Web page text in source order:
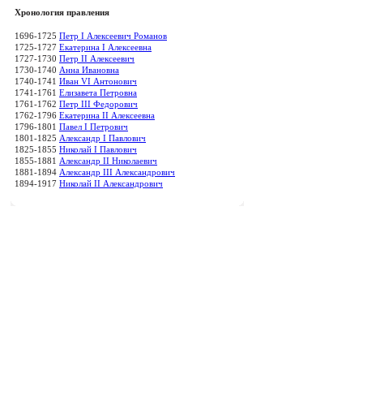
Хронология правления
1696-1725 Петр I Алексеевич Романов
1725-1727 Екатерина I Алексеевна
1727-1730 Петр II Алексеевич
1730-1740 Анна Ивановна
1740-1741 Иван VI Антонович
1741-1761 Елизавета Петровна
1761-1762 Петр III Федорович
1762-1796 Екатерина II Алексеевна
1796-1801 Павел I Петрович
1801-1825 Александр I Павлович
1825-1855 Николай I Павлович
1855-1881 Александр II Николаевич
1881-1894 Александр III Александрович
1894-1917 Николай II Александрович